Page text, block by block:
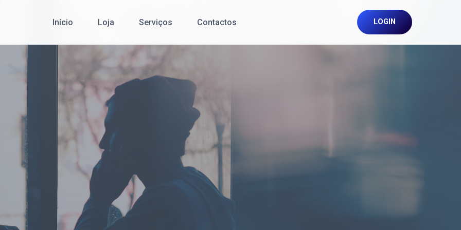
Início Loja Serviços
Redes de Comunicação de Dados
Serviço Pós-Venda
Desenvolvimento de Software
Office 365
Contactos LOGIN